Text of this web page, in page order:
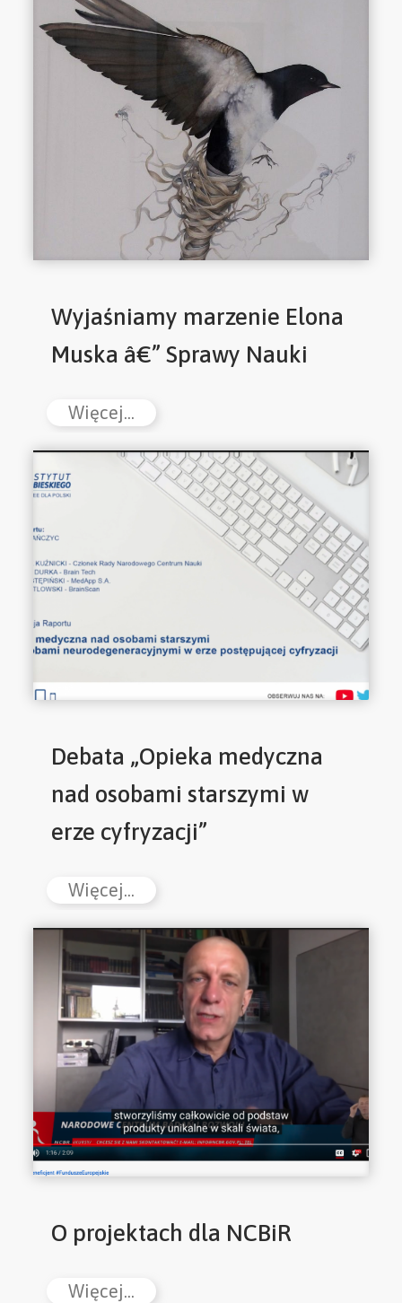
Wyjaśniamy marzenie Elona
Muska â€” Sprawy Nauki
Więcej...
Debata „Opieka medyczna
nad osobami starszymi w
erze cyfryzacji”
Więcej...
O projektach dla NCBiR
Więcej...